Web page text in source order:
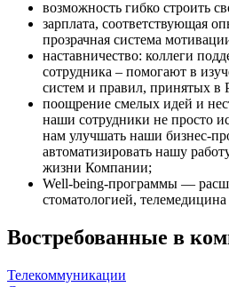
возможность гибко строить
зарплата, соответствующая
прозрачная система
наставничество: коллеги
сотрудника – помогают в
систем и правил, принятых в
поощрение смелых идей и
наши сотрудники не просто
нам улучшать наши бизнес-
автоматизировать нашу
жизни Компании;
Well-being-программы —
стоматологией, телемедицина
Востребованные в
Телекоммуникации